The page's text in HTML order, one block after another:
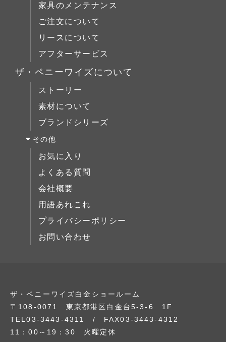
チェスト
ブックケース
デスク
ベッド
ミラー/スモールアイテム
サイドボード
展示中
ブックケース
デスク
ベッド
ミラー/スモールアイテム
サイドボード
展示中
家具のメンテナンス
ご注文について
リースについて
アフターサービス
ザ・ペニーワイズについて
ストーリー
素材について
ブランドシリーズ
その他
お気に入り
よくある質問
会社概要
用語あれこれ
プライバシーポリシー
お問い合わせ
ザ・ペニーワイズ白金ショールーム
〒108-0071 東京都港区白金台5-3-6 1F
TEL03-3443-4311 / FAX03-3443-4312
11：00～19：30 火曜定休